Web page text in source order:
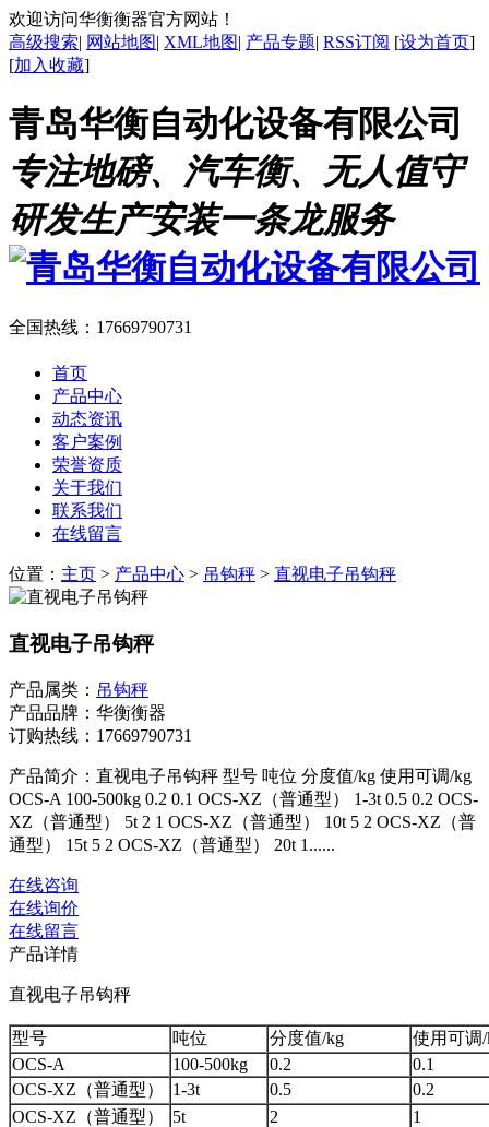
欢迎访问华衡衡器官方网站！
高级搜索| 网站地图| XML地图| 产品专题| RSS订阅 [设为首页]
[加入收藏]
青岛华衡自动化设备有限公司
专注地磅、汽车衡、无人值守
研发生产安装一条龙服务
全国热线： 17669790731
首页
产品中心
动态资讯
客户案例
荣誉资质
关于我们
联系我们
在线留言
位置： 主页 > 产品中心 > 吊钩秤 > 直视电子吊钩秤
直视电子吊钩秤
产品属类： 吊钩秤
产品品牌：华衡衡器
订购热线： 17669790731
产品简介：直视电子吊钩秤 型号 吨位 分度值/kg 使用可调/kg
OCS-A 100-500kg 0.2 0.1 OCS-XZ（普通型） 1-3t 0.5 0.2 OCS-
XZ（普通型） 5t 2 1 OCS-XZ（普通型） 10t 5 2 OCS-XZ（普
通型） 15t 5 2 OCS-XZ（普通型） 20t 1......
在线咨询
在线询价
在线留言
产品详情
直视电子吊钩秤
型号 吨位 分度值/kg
使用可调
OCS-A
100-500kg 0.2
0.1
OCS-XZ（普通型）
1-3t 0.5
0.2
OCS-XZ（普通型）
5t 2
1